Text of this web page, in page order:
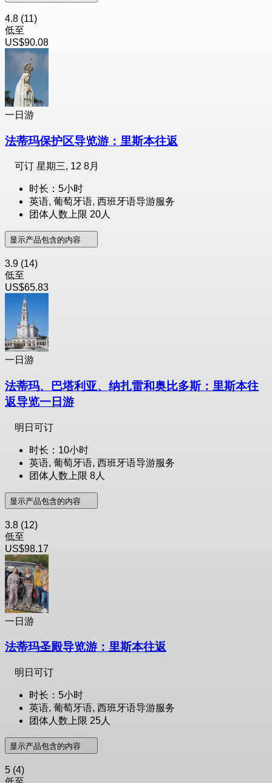
4.8 (11)
低至
US$90.08
一日游
法蒂玛保护区导览游：里斯本往返
可订 星期三, 12 8月
时长：5小时
英语, 葡萄牙语, 西班牙语导游服务
团体人数上限 20人
显示产品包含的内容
3.9 (14)
低至
US$65.83
一日游
法蒂玛、巴塔利亚、纳扎雷和奥比多斯：里斯本往
返导览一日游
明日可订
时长：10小时
英语, 葡萄牙语, 西班牙语导游服务
团体人数上限 8人
显示产品包含的内容
3.8 (12)
低至
US$98.17
一日游
法蒂玛圣殿导览游：里斯本往返
明日可订
时长：5小时
英语, 葡萄牙语, 西班牙语导游服务
团体人数上限 25人
显示产品包含的内容
5 (4)